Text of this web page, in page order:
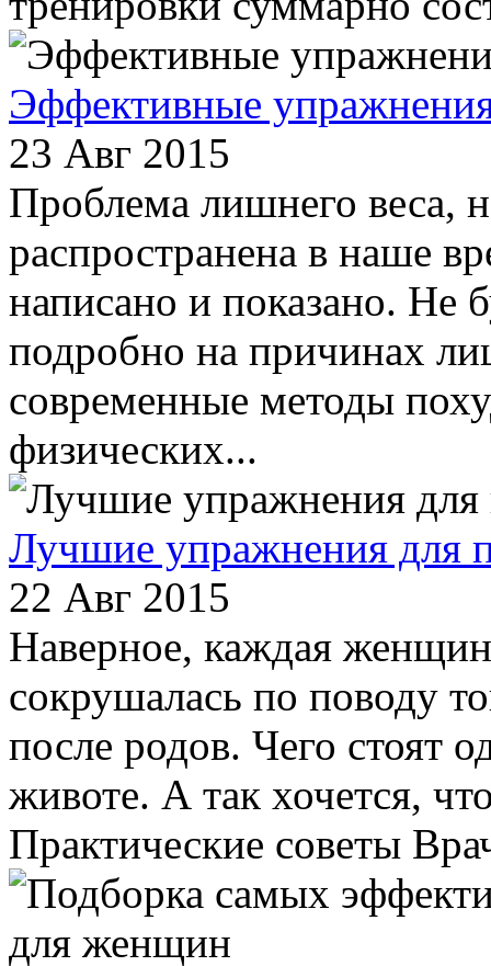
Эффективные
23 Авг 2015
Проблема лишнего веса,
распространена в наше
написано и показано. Не
подробно на причинах
современные методы
физических...
Лучшие упражнения для
22 Авг 2015
Наверное, каждая
сокрушалась по поводу
после родов. Чего стоят
животе. А так хочется,
Практические советы